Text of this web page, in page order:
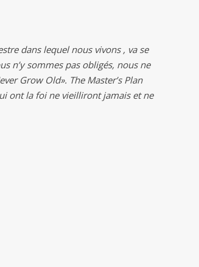
dans lequel nous vivons , va se
n’y sommes pas obligés, nous ne
Grow Old». The Master’s Plan
ont la foi ne vieilliront jamais et ne